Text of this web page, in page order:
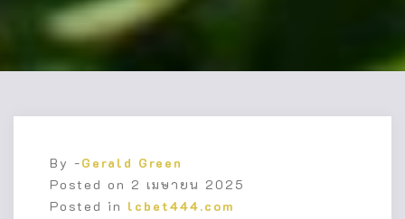
By -Gerald Green
Posted on 2 เมษายน 2025
Posted in lcbet444.com